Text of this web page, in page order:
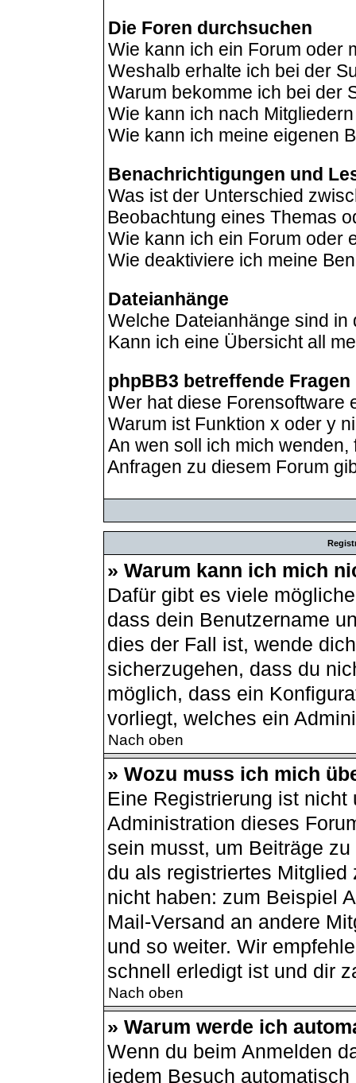
Die Foren durchsuchen
Wie kann ich ein Forum oder
Weshalb erhalte ich bei der
Warum bekomme ich bei der
Wie kann ich nach
Wie kann ich meine eigenen
Benachrichtigungen und
Was ist der Unterschied
Beobachtung eines Themas
Wie kann ich ein Forum oder
Wie deaktiviere ich meine
Dateianhänge
Welche Dateianhänge sind
Kann ich eine Übersicht all
phpBB3 betreffende Fragen
Wer hat diese Forensoftware
Warum ist Funktion x oder y
An wen soll ich mich
Anfragen zu diesem Forum
» Warum kann ich mich
Dafür gibt es viele
dass dein Benutzername
dies der Fall ist, wende
sicherzugehen, dass du
möglich, dass ein
vorliegt, welches ein
Nach oben
» Wozu muss ich mich
Eine Registrierung ist
Administration dieses
sein musst, um Beiträge
du als registriertes
nicht haben: zum Beispiel
Mail-Versand an andere
und so weiter. Wir
schnell erledigt ist und dir
Nach oben
» Warum werde ich
Wenn du beim Anmelden
jedem Besuch